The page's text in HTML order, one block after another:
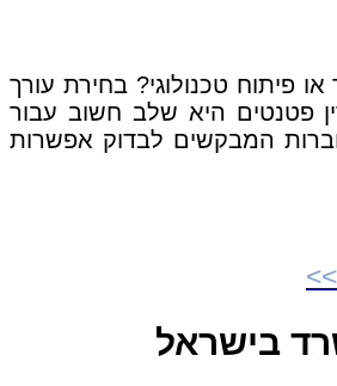
פיתוח טכנולוגי? בחירת עורך
פטנטים היא שלב חשוב עבור
המבקשים לבדוק אפשרות
בישראל